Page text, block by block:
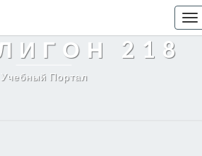
218
Учебный Портал